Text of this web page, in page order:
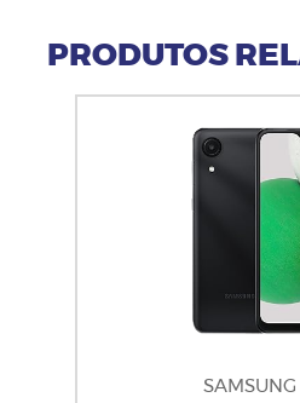
PRODUTOS